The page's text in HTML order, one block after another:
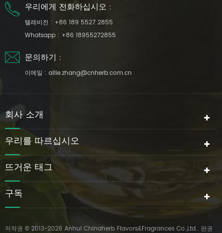
우리에게 전화하십시오 :
텔레비전 : +86 189 5527 2855
Whatsapp : +86 18955272855
문의하기 :
이메일 : allie.zhang@cnherb.com.cn
회사 소개
우리를 따르십시오
뜨거운 태그
구독
저작권 © 2013-2026 Anhui Chinaherb Flavors&Fragrances Co.,Ltd.. 판권